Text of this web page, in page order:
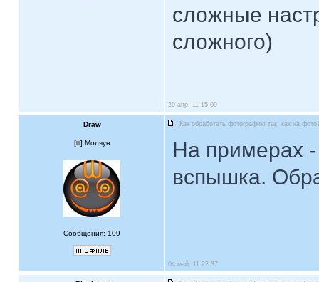
сложные
сложного)
29 апр, 11 15:09
Draw Как обработать фотографию так, как на
[ ] Молчун
Сообщения: 109
На примерах
вспышка.
04 май, 11 22:37